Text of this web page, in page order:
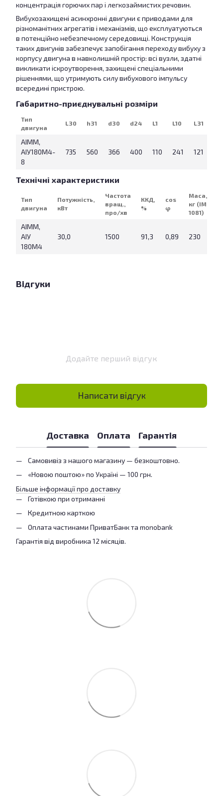
концентрація горючих пар і легкозаймистих речовин.
Вибухозахищені асинхронні двигуни є приводами для
різноманітних агрегатів і механізмів, що експлуатуються
в потенційно небезпечному середовищі. Конструкція
таких двигунів забезпечує запобігання переходу вибуху з
корпусу двигуна в навколишній простір: всі вузли, здатні
викликати іскроутворення, захищені спеціальними
рішеннями, що утримують силу вибухового імпульсу
всередині пристрою.
Габаритно-приєднувальні розміри
Тип
двигуна
L30 h31 d30 d24 L1 L10 L31
АІММ,
АІУ180М4-
8
735 560 366 400 110 241 121
Технічні характеристики
Тип
двигуна
Потужність,
кВт
Частота
вращ.,
про/хв
ККД,
%
cos
φ
Маса,
кг (IM
1081)
АІММ,
АІУ
180М4
30,0 1500 91,3 0,89 230
Відгуки
Додайте перший відгук
Написати відгук
Доставка Оплата Гарантія
Самовивіз з нашого магазину — безкоштовно.
«Новою поштою» по Україні — 100 грн.
Більше інформації про доставку
Готівкою при отриманні
Кредитною карткою
Оплата частинами ПриватБанк та monobank
Гарантія від виробника 12 місяців.